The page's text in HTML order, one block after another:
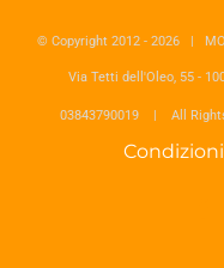
© Copyright 2012 - 2026 |
Via Tetti dell'Oleo, 55 -
03843790019 | All